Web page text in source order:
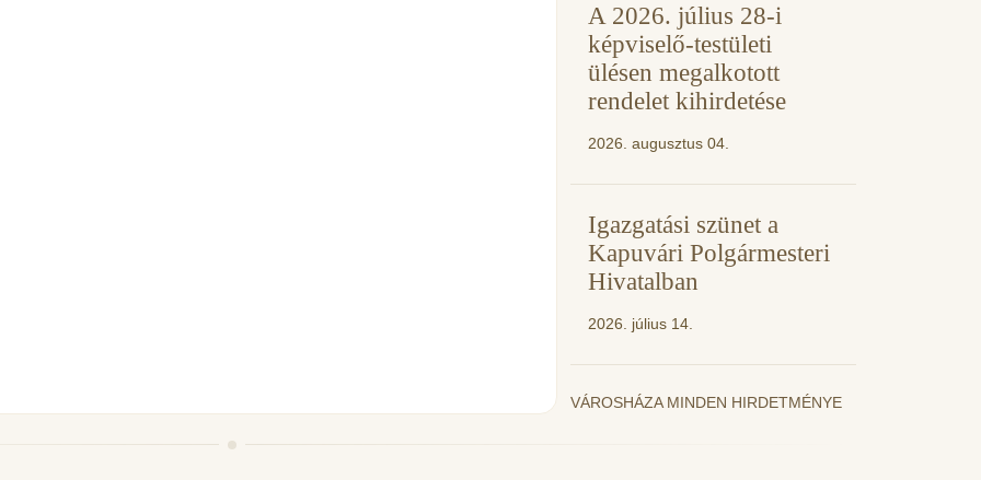
A 2026. július 28-i
képviselő-testületi
ülésen megalkotott
rendelet kihirdetése
2026. augusztus 04.
Igazgatási szünet a
Kapuvári Polgármesteri
Hivatalban
2026. július 14.
VÁROSHÁZA MINDEN HIRDETMÉNYE